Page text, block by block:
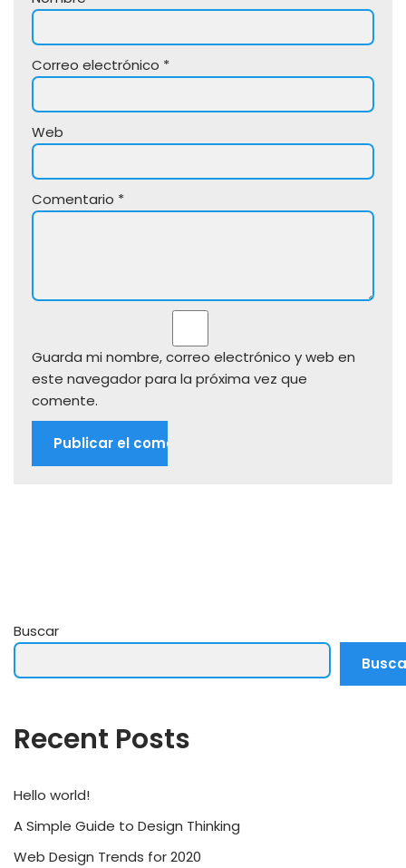
Correo electrónico *
Web
Comentario *
Guarda mi nombre, correo electrónico y web en
este navegador para la próxima vez que
comente.
Buscar
Recent Posts
Hello world!
A Simple Guide to Design Thinking
Web Design Trends for 2020